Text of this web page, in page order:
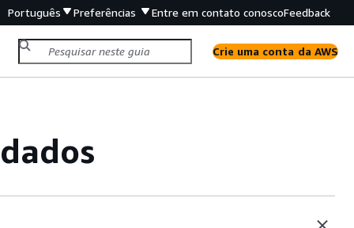
Português Preferências Entre em contato conoscoFeedback
Crie uma conta da AWS